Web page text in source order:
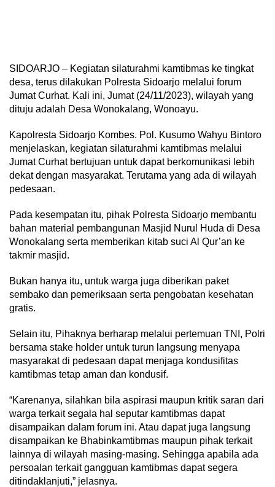
SIDOARJO – Kegiatan silaturahmi kamtibmas ke tingkat
desa, terus dilakukan Polresta Sidoarjo melalui forum
Jumat Curhat. Kali ini, Jumat (24/11/2023), wilayah yang
dituju adalah Desa Wonokalang, Wonoayu.
Kapolresta Sidoarjo Kombes. Pol. Kusumo Wahyu Bintoro
menjelaskan, kegiatan silaturahmi kamtibmas melalui
Jumat Curhat bertujuan untuk dapat berkomunikasi lebih
dekat dengan masyarakat. Terutama yang ada di wilayah
pedesaan.
Pada kesempatan itu, pihak Polresta Sidoarjo membantu
bahan material pembangunan Masjid Nurul Huda di Desa
Wonokalang serta memberikan kitab suci Al Qur’an ke
takmir masjid.
Bukan hanya itu, untuk warga juga diberikan paket
sembako dan pemeriksaan serta pengobatan kesehatan
gratis.
Selain itu, Pihaknya berharap melalui pertemuan TNI, Polri
bersama stake holder untuk turun langsung menyapa
masyarakat di pedesaan dapat menjaga kondusifitas
kamtibmas tetap aman dan kondusif.
“Karenanya, silahkan bila aspirasi maupun kritik saran dari
warga terkait segala hal seputar kamtibmas dapat
disampaikan dalam forum ini. Atau dapat juga langsung
disampaikan ke Bhabinkamtibmas maupun pihak terkait
lainnya di wilayah masing-masing. Sehingga apabila ada
persoalan terkait gangguan kamtibmas dapat segera
ditindaklanjuti,” jelasnya.